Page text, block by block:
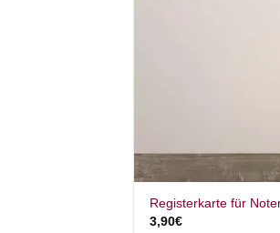
Registerkarte für
3,90€